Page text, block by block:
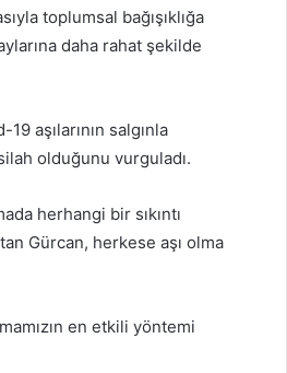
toplumsal bağışıklığa
daha rahat şekilde
aşılarının salgınla
olduğunu vurguladı.
herhangi bir sıkıntı
Gürcan, herkese aşı olma
en etkili yöntemi